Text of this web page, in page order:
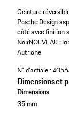
Ceinture
Posche Design
côté avec finition
NoirNOUVEAU :
Autriche
N° d'article :
Dimensions et
Dimensions
35 mm